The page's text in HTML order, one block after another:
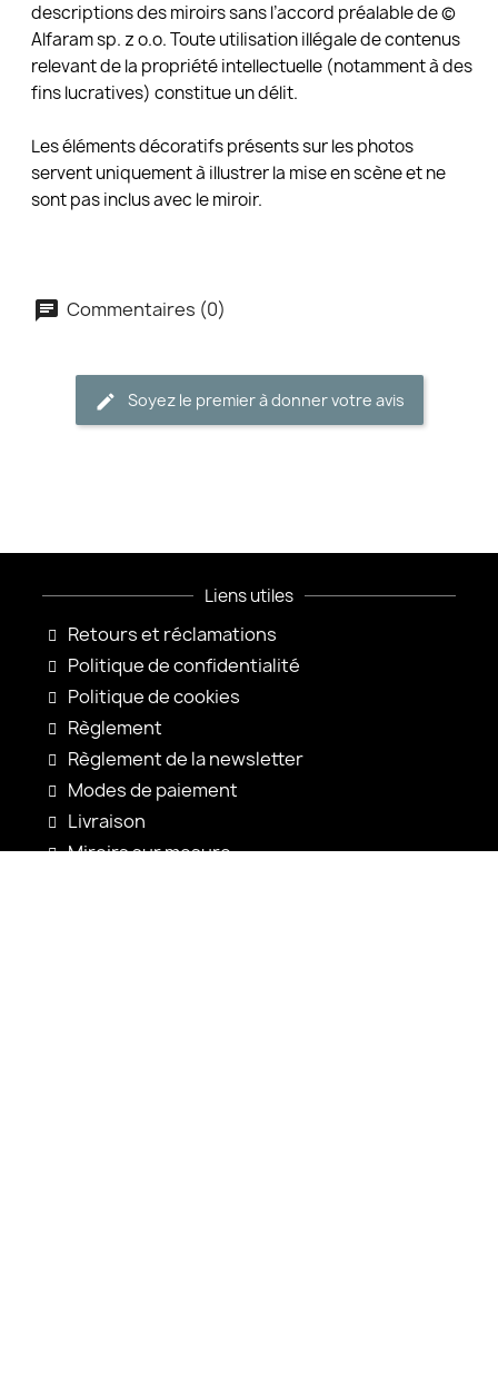
descriptions des miroirs sans l’accord préalable de ©
Alfaram sp. z o.o. Toute utilisation illégale de contenus
relevant de la propriété intellectuelle (notamment à des
fins lucratives) constitue un délit.
Les éléments décoratifs présents sur les photos
servent uniquement à illustrer la mise en scène et ne
sont pas inclus avec le miroir.
Commentaires (0)
Soyez le premier à donner votre avis
Liens utiles
Retours et réclamations
Politique de confidentialité
Politique de cookies
Règlement
Règlement de la newsletter
Modes de paiement
Livraison
Miroirs sur mesure